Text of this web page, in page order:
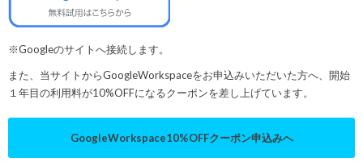
※Googleのサイトへ接続します。
また、当サイトからGoogleWorkspaceをお申込みいただいた方へ、開始
１年目の利用料が10%OFFになるクーポンを差し上げています。
GoogleWorkspace10%OFFクーポン申込みへ